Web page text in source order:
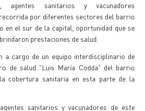
agentes sanitarios y vacunadores
por diferentes sectores del barrio
en el sur de la capital, oportunidad que se
prestaciones de salud.
a cargo de un equipo interdisciplinario de
de salud "Luis María Codda" del barrio
cobertura sanitaria en esta parte de la
sanitarios y vacunadores de este